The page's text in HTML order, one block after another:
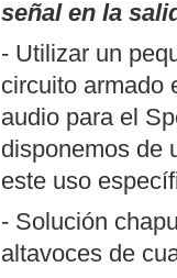
que han
DOS y un
Publicamos
SciTE (Linux/
ZXSpectrum.
herramientas
desarrollar
Actualización
MP3". Incluye
señal en la
- Utilizar un
circuito armado
audio para el
disponemos de
este uso
- Solución
altavoces de